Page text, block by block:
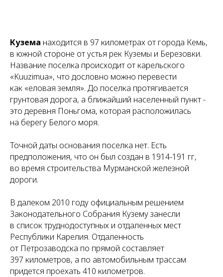
Кузема находится в 97 километрах от города Кемь,
в южной стороне от устья рек Куземы и Березовки.
Название поселка происходит от карельского
«Kuuzimua», что дословно можно перевести
как «еловая земля». До поселка протягивается
грунтовая дорога, а ближайший населенный пункт -
это деревня Поньгома, которая расположилась
на берегу Белого моря.
Точной даты основания поселка нет. Есть
предположения, что он был создан в 1914-191 гг,
во время строительства Мурманской железной
дороги.
В далеком 2010 году официальным решением
Законодательного Собрания Кузему занесли
в список труднодоступных и отдаленных мест
Республики Карелия. Отдаленность
от Петрозаводска по прямой составляет
397 километров, а по автомобильным трассам
придется проехать 410 километров.